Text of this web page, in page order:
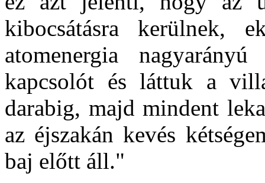
kibocsátásra kerülnek,
atomenergia
kapcsolót és láttuk a
darabig, majd mindent
az éjszakán kevés
baj előtt áll."